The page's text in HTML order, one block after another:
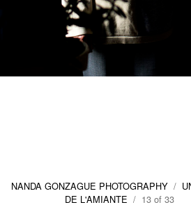
NANDA GONZAGUE PHOTOGRAPHY /
DE L'AMIANTE / 13 of 33